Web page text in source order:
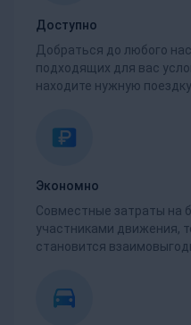
Доступно
Добраться до любого
подходящих для вас
находите нужную поездку
Экономно
Совместные затраты на
участниками движения,
становится